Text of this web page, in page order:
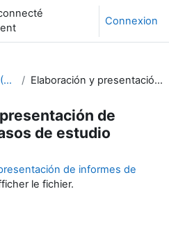
Connexion
6º SEMANA (Del 9 al 13 de octubre) Elaboración y presentación de informes de casos de estudio
de
de estudio
de informes de
le fichier.